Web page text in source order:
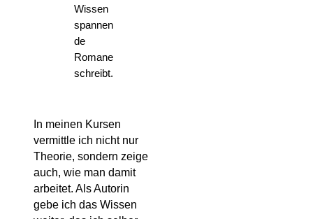
Wissen
spannen
de
Romane
schreibt.
In meinen Kursen
vermittle ich nicht nur
Theorie, sondern zeige
auch, wie man damit
arbeitet. Als Autorin
gebe ich das Wissen